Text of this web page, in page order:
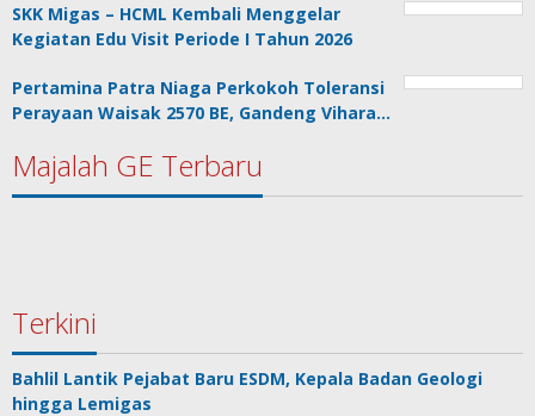
SKK Migas – HCML Kembali Menggelar
Kegiatan Edu Visit Periode I Tahun 2026
Pertamina Patra Niaga Perkokoh Toleransi
Perayaan Waisak 2570 BE, Gandeng Vihara…
Majalah GE Terbaru
Terkini
Bahlil Lantik Pejabat Baru ESDM, Kepala Badan Geologi
hingga Lemigas